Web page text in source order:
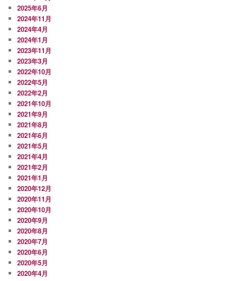
2025年6月
2024年11月
2024年4月
2024年1月
2023年11月
2023年3月
2022年10月
2022年5月
2022年2月
2021年10月
2021年9月
2021年8月
2021年6月
2021年5月
2021年4月
2021年2月
2021年1月
2020年12月
2020年11月
2020年10月
2020年9月
2020年8月
2020年7月
2020年6月
2020年5月
2020年4月